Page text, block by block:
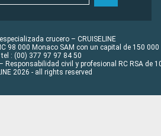
crucero – CRUISELINE
98 000 Monaco SAM con un capital de 150 000
: (00) 377 97 97 84 50
civil y profesional RC RSA de
2026 - all rights reserved